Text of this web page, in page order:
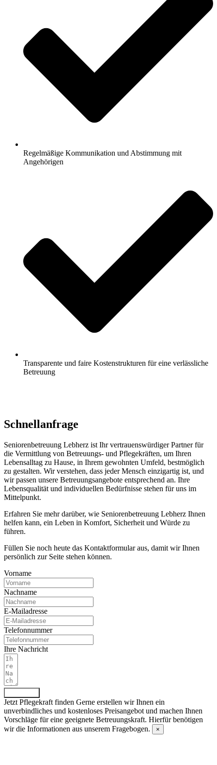
Regelmäßige Kommunikation und Abstimmung mit
Angehörigen
Transparente und faire Kostenstrukturen für eine verlässliche
Betreuung
Schnell­anfrage
Seniorenbetreuung Lebherz ist Ihr vertrauenswürdiger Partner für
die Vermittlung von Betreuungs- und Pflegekräften, um Ihren
Lebensalltag zu Hause, in Ihrem gewohnten Umfeld, bestmöglich
zu gestalten. Wir verstehen, dass jeder Mensch einzigartig ist, und
wir passen unsere Betreuungsangebote entsprechend an. Ihre
Lebensqualität und individuellen Bedürfnisse stehen für uns im
Mittelpunkt.
Erfahren Sie mehr darüber, wie Seniorenbetreuung Lebherz Ihnen
helfen kann, ein Leben in Komfort, Sicherheit und Würde zu
führen.
Füllen Sie noch heute das Kontaktformular aus, damit wir Ihnen
persönlich zur Seite stehen können.
Vorname
Nachname
E-Mailadresse
Telefonnummer
Ihre Nachricht
Jetzt Pflegekraft finden Gerne erstellen wir Ihnen ein
unverbindliches und kostenloses Preisangebot und machen Ihnen
Vorschläge für eine geeignete Betreuungskraft. Hierfür benötigen
wir die Informationen aus unserem Fragebogen.
×